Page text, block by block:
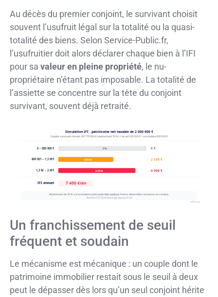
Au décès du premier conjoint, le survivant choisit
souvent l’usufruit légal sur la totalité ou la quasi-
totalité des biens. Selon Service-Public.fr,
l’usufruitier doit alors déclarer chaque bien à l’IFI
pour sa valeur en pleine propriété, le nu-
propriétaire n’étant pas imposable. La totalité de
l’assiette se concentre sur la tête du conjoint
survivant, souvent déjà retraité.
Simulation IFI : patrimoine net taxable de 2 000 000 €
Conjoint survivant retraité : RP 770 000 € (abattement 30 %) + locatif 630 000 € + secondaire 600 000 €
0 – 800 000 € 0 % 0 €
800 001 – 1,3 M€ 0,50 % 2 500 €
1,3 M – 2 M€ 0,70 % 4 900 €
IFI annuel 7 400 €/an
Abattement de 30 % sur la résidence principale déjà appliqué. Dettes déductibles non prises en compte.
Barème IFI 2026 (inchangé depuis 2018)
adcf.org
Un franchissement de seuil
fréquent et soudain
Le mécanisme est mécanique : un couple dont le
patrimoine immobilier restait sous le seuil à deux
peut le dépasser dès lors qu’un seul conjoint hérite